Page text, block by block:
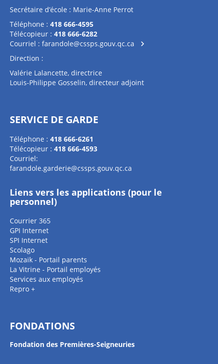
Secrétaire d’école : Marie-Anne Perrot
Téléphone : 418 666-4595
Télécopieur : 418 666-6282
Courriel : farandole@cssps.gouv.qc.ca
Direction :
Valérie Lalancette, directrice
Louis-Philippe Gosselin, directeur adjoint
SERVICE DE GARDE
Téléphone : 418 666-6261
Télécopieur : 418 666-4593
Courriel:
farandole.garderie@cssps.gouv.qc.ca
Liens vers les applications (pour le
personnel)
Courrier 365
GPI Internet
SPI Internet
Scolago
Mozaik - Portail parents
La Vitrine - Portail employés
Services aux employés
Repro +
FONDATIONS
Fondation des Premières-Seigneuries